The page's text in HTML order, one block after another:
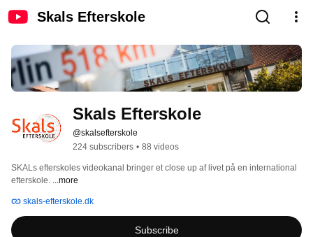
Skals Efterskole
Skals Efterskole
@skalsefterskole
224 subscribers • 88 videos
SKALs efterskoles videokanal bringer et close up af livet på en international
efterskole. ...more
skals-efterskole.dk
Subscribe